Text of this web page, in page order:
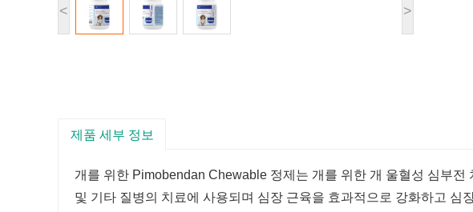
< >
제품 세부 정보
개를 위한 Pimobendan Chewable 정제는 개를 위한 개 울혈성 심부전
및 기타 질병의 치료에 사용되며 심장 근육을 효과적으로 강화하고 심